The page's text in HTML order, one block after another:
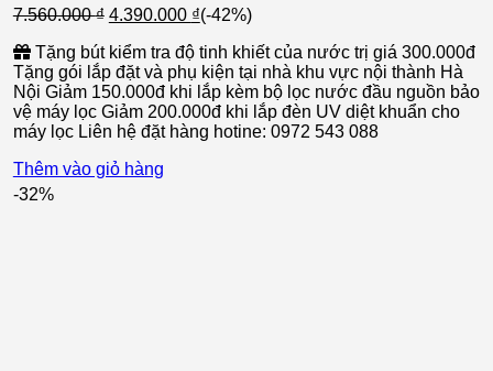
7.560.000₫ Giá
là:
7.560.000 ₫.
4.390.000 ₫Giá
tại
là:
4.390.000 ₫.
(-42%)
Tặng bút kiểm tra độ tinh khiết của nước trị giá 300.000đ
Tặng gói lắp đặt và phụ kiện tại nhà khu vực nội thành Hà
Nội Giảm 150.000đ khi lắp kèm bộ lọc nước đầu nguồn bảo
vệ máy lọc Giảm 200.000đ khi lắp đèn UV diệt khuẩn cho
máy lọc Liên hệ đặt hàng hotine: 0972 543 088
Thêm vào giỏ hàng
-32%